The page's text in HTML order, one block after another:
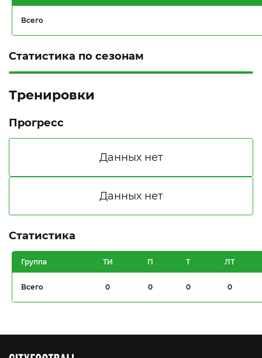
Всего
Статистика по сезонам
Тренировки
Прогресс
Статистика
Группа ТИ П Т ЛТ
Всего 0 0 0 0